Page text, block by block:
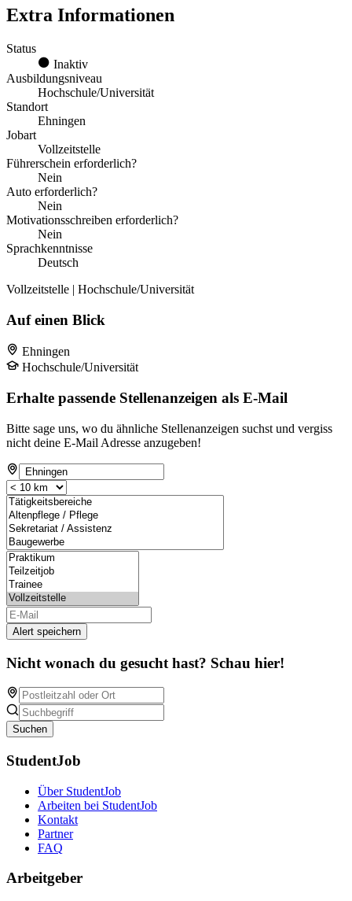
Extra Informationen
Status
Inaktiv
Ausbildungsniveau
Hochschule/Universität
Standort
Ehningen
Jobart
Vollzeitstelle
Führerschein erforderlich?
Nein
Auto erforderlich?
Nein
Motivationsschreiben erforderlich?
Nein
Sprachkenntnisse
Deutsch
Vollzeitstelle | Hochschule/Universität
Auf einen Blick
Ehningen
Hochschule/Universität
Erhalte passende Stellenanzeigen als E-Mail
Bitte sage uns, wo du ähnliche Stellenanzeigen suchst und vergiss
nicht deine E-Mail Adresse anzugeben!
Alert speichern
Nicht wonach du gesucht hast? Schau hier!
Suchen
StudentJob
Über StudentJob
Arbeiten bei StudentJob
Kontakt
Partner
FAQ
Arbeitgeber